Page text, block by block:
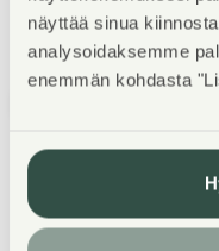
näyttää sinua
analysoidaksemme
enemmän kohdasta